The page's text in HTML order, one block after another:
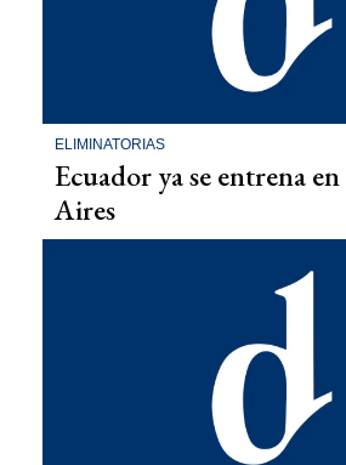
ELIMINATORIAS
Ecuador ya se entrena
Aires